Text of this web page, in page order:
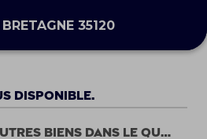
35120
35120
disponible.
Découvrez d’autres biens dans le quartier